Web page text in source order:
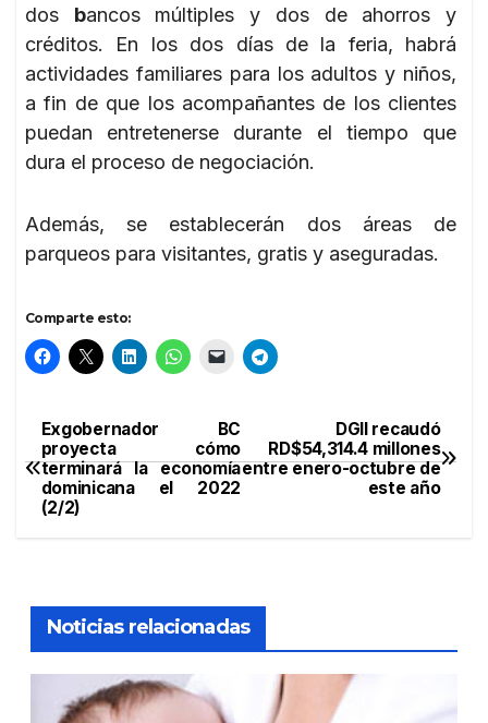
dos bancos múltiples y dos de ahorros y
créditos. En los dos días de la feria, habrá
actividades familiares para los adultos y niños,
a fin de que los acompañantes de los clientes
puedan entretenerse durante el tiempo que
dura el proceso de negociación.
Además, se establecerán dos áreas de
parqueos para visitantes, gratis y aseguradas.
Comparte esto:
Navegación
de
entradas
DGII recaudó
RD$54,314.4 millones
entre enero-octubre de
este año
Exgobernador BC
proyecta cómo
terminará la economía
dominicana el 2022
(2/2)
Noticias relacionadas